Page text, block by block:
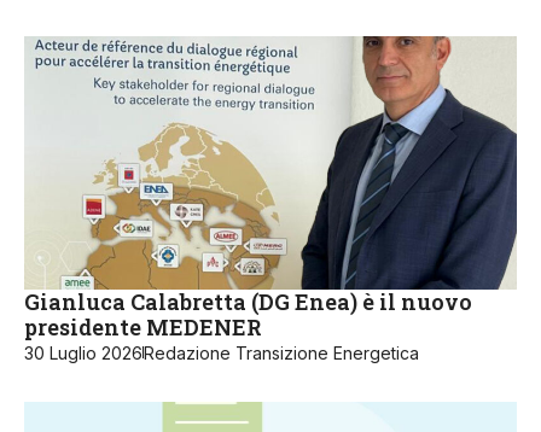
Gianluca Calabretta (DG Enea) è il nuovo
presidente MEDENER
30 Luglio 2026Redazione Transizione Energetica